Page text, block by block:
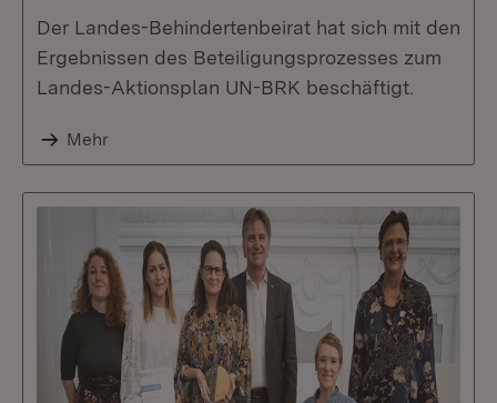
Der Landes-Behindertenbeirat hat sich mit den
Ergebnissen des Beteiligungsprozesses zum
Landes-Aktionsplan UN-BRK beschäftigt.
Mehr